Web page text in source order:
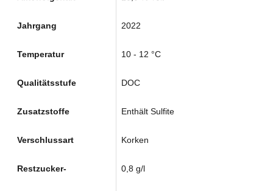
Jahrgang 2022
Temperatur 10 - 12 °C
Qualitätsstufe DOC
Zusatzstoffe Enthält Sulfite
Verschlussart Korken
Restzucker- 0,8 g/l